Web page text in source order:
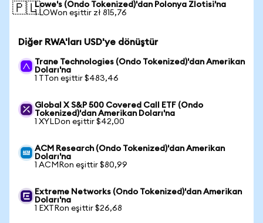
🇵🇱Lowe's (Ondo Tokenized)'dan Polonya Zlotisi'na
1 LOWon eşittir zł 815,76
Diğer RWA'ları USD'ye dönüştür
Trane Technologies (Ondo Tokenized)'dan Amerikan
Doları'na
1 TTon eşittir $483,46
Global X S&P 500 Covered Call ETF (Ondo
Tokenized)'dan Amerikan Doları'na
1 XYLDon eşittir $42,00
ACM Research (Ondo Tokenized)'dan Amerikan
Doları'na
1 ACMRon eşittir $80,99
Extreme Networks (Ondo Tokenized)'dan Amerikan
Doları'na
1 EXTRon eşittir $26,68